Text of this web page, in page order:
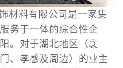
材料有限公司是一家集
务于一体的综合性企
。对于湖北地区（襄
、孝感及周边）的业主